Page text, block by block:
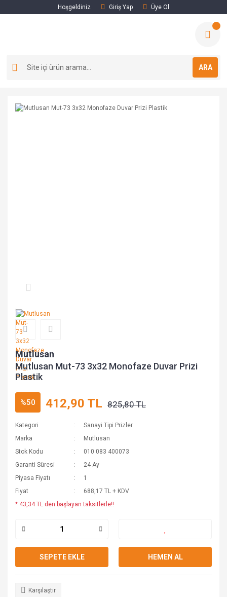
Hoşgeldiniz Giriş Yap Üye Ol
ARA
Mutlusan
Mutlusan Mut-73 3x32 Monofaze Duvar Prizi
Plastik
%50 412,90 TL 825,80 TL
Kategori
Sanayi Tipi Prizler
Marka
Mutlusan
Stok Kodu
010 083 400073
Garanti Süresi
24 Ay
Piyasa Fiyatı
1
Fiyat
688,17 TL + KDV
* 43,34 TL den başlayan taksitlerle!!
SEPETE EKLE HEMEN AL
Karşılaştır